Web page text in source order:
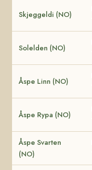
Skjeggeldi (NO)
Solelden (NO)
Åspe Linn (NO)
Åspe Rypa (NO)
Åspe Svarten
(NO)